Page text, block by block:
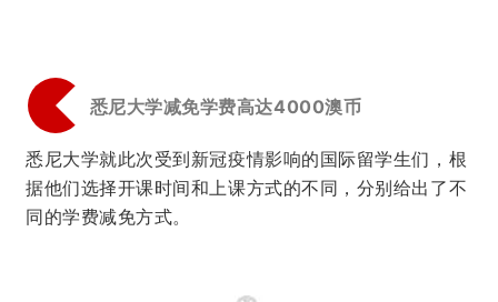
悉尼大学减免学费高达4000澳币
悉尼大学就此次受到新冠疫情影响的国际留学生们，根
据他们选择开课时间和上课方式的不同，分别给出了不
同的学费减免方式。